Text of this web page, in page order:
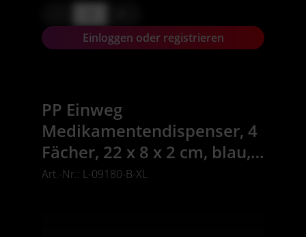
Einloggen oder registrieren
PP Einweg
Medikamentendispenser, 4
Fächer, 22 x 8 x 2 cm, blau,
Med-Comfort
Art.-Nr.: L-09180-B-XL